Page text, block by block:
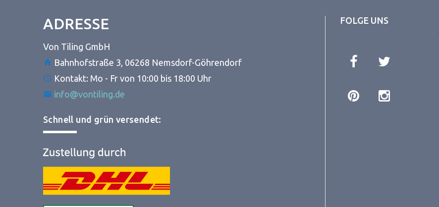
ADRESSE
Von Tiling GmbH
Bahnhofstraße 3, 06268 Nemsdorf-Göhrendorf
Kontakt: Mo - Fr von 10:00 bis 18:00 Uhr
info@vontiling.de
Schnell und grün versendet:
FOLGE UNS